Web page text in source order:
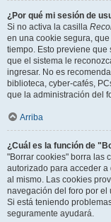
¿Por qué mi sesión de
Si no activa la casilla
en una cookie segura,
tiempo. Esto previene
que el sistema le
ingresar. No es
biblioteca, cyber-cafés,
que la administración del
Arriba
¿Cuál es la función de
"Borrar cookies" borra las
autorizado para acceder
al mismo. Las cookies
navegación del foro por
Si está teniendo
seguramente ayudará.